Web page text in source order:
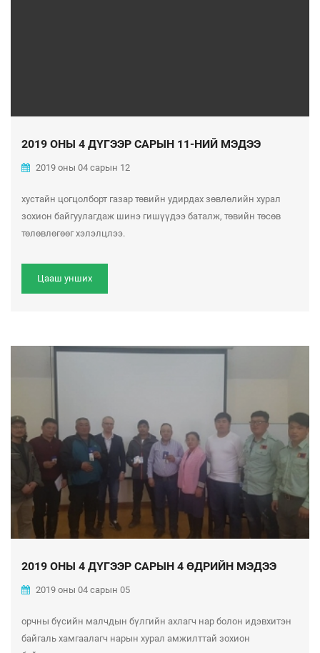
2019 ОНЫ 4 ДҮГЭЭР САРЫН 11-НИЙ МЭДЭЭ
2019 оны 04 сарын 12
хустайн цогцолборт газар төвийн удирдах зөвлөлийн хурал
зохион байгуулагдаж шинэ гишүүдээ баталж, төвийн төсөв
төлөвлөгөөг хэлэлцлээ.
Цааш унших
2019 ОНЫ 4 ДҮГЭЭР САРЫН 4 ӨДРИЙН МЭДЭЭ
2019 оны 04 сарын 05
орчны бүсийн малчдын бүлгийн ахлагч нар болон идэвхитэн
байгаль хамгаалагч нарын хурал амжилттай зохион